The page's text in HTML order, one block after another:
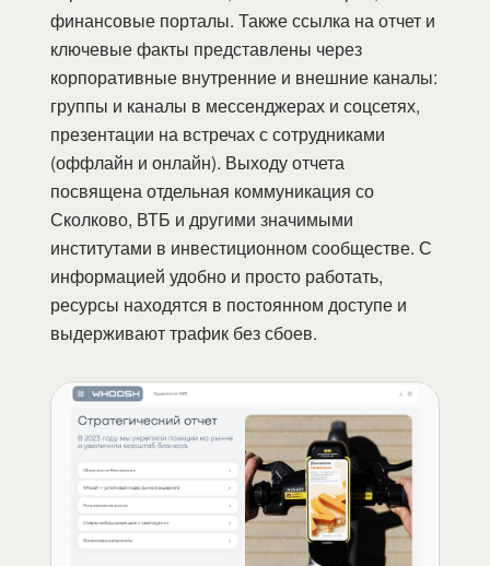
финансовые порталы. Также ссылка на отчет и
ключевые факты представлены через
корпоративные внутренние и внешние каналы:
группы и каналы в мессенджерах и соцсетях,
презентации на встречах с сотрудниками
(оффлайн и онлайн). Выходу отчета
посвящена отдельная коммуникация со
Сколково, ВТБ и другими значимыми
институтами в инвестиционном сообществе. С
информацией удобно и просто работать,
ресурсы находятся в постоянном доступе и
выдерживают трафик без сбоев.